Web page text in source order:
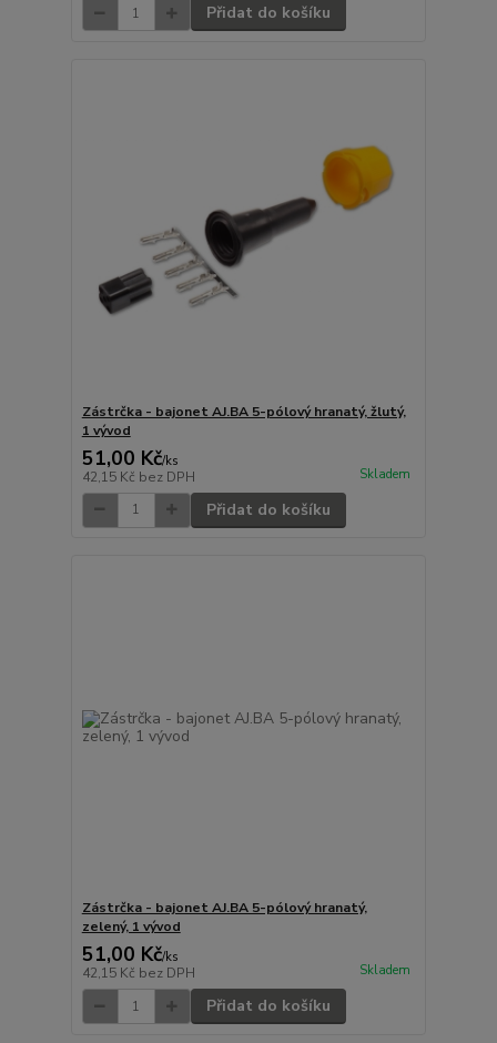
Přidat do košíku
Zástrčka - bajonet AJ.BA 5-pólový hranatý, žlutý,
1 vývod
51,00 Kč/ks
42,15 Kč bez DPH Skladem
Přidat do košíku
Zástrčka - bajonet AJ.BA 5-pólový hranatý,
zelený, 1 vývod
51,00 Kč/ks
42,15 Kč bez DPH Skladem
Přidat do košíku